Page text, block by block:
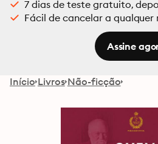
7 dias de teste gratuito,
Fácil de cancelar a qualquer
Assine
Início Livros Não-ficção